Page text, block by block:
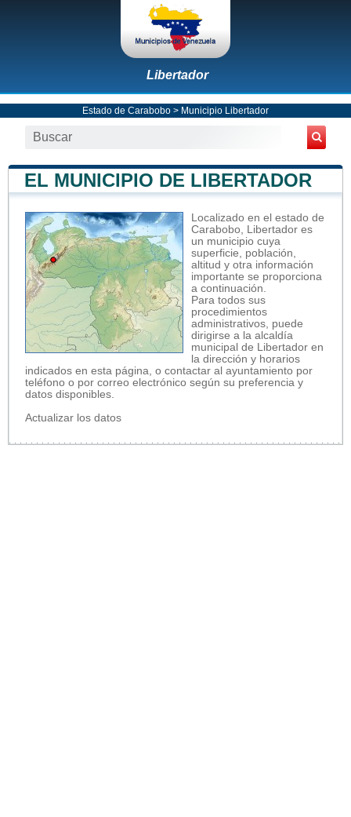
Libertador
Estado de Carabobo > Municipio Libertador
EL MUNICIPIO DE LIBERTADOR
Localizado en el estado de
Carabobo, Libertador es
un municipio cuya
superficie, población,
altitud y otra información
importante se proporciona
a continuación.
Para todos sus
procedimientos
administrativos, puede
dirigirse a la alcaldía
municipal de Libertador en
la dirección y horarios
indicados en esta página, o contactar al ayuntamiento por
teléfono o por correo electrónico según su preferencia y
datos disponibles.
Actualizar los datos